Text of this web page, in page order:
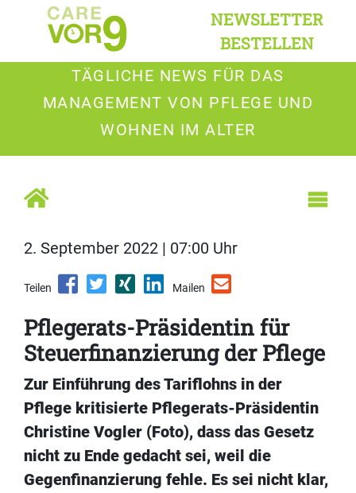
NEWSLETTER
BESTELLEN
TÄGLICHE NEWS FÜR DAS
MANAGEMENT VON PFLEGE UND
WOHNEN IM ALTER
2. September 2022 | 07:00 Uhr
Teilen Mailen
Pflegerats-Präsidentin für
Steuerfinanzierung der Pflege
Zur Einführung des Tariflohns in der
Pflege kritisierte Pflegerats-Präsidentin
Christine Vogler (Foto), dass das Gesetz
nicht zu Ende gedacht sei, weil die
Gegenfinanzierung fehle. Es sei nicht klar,